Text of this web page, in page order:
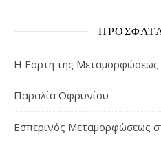
Η Εορτή της
Παραλία Οφρυνίου
Εσπερινός Μεταμορφώσεως